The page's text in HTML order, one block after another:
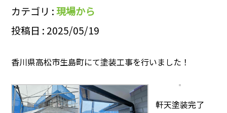
カテゴリ :現場から
投稿日 : 2025/05/19
香川県高松市生島町にて塗装工事を行いました！
軒天塗装完了